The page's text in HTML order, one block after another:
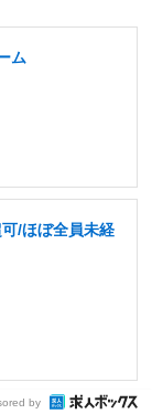
ム
/ほぼ全員未経
by